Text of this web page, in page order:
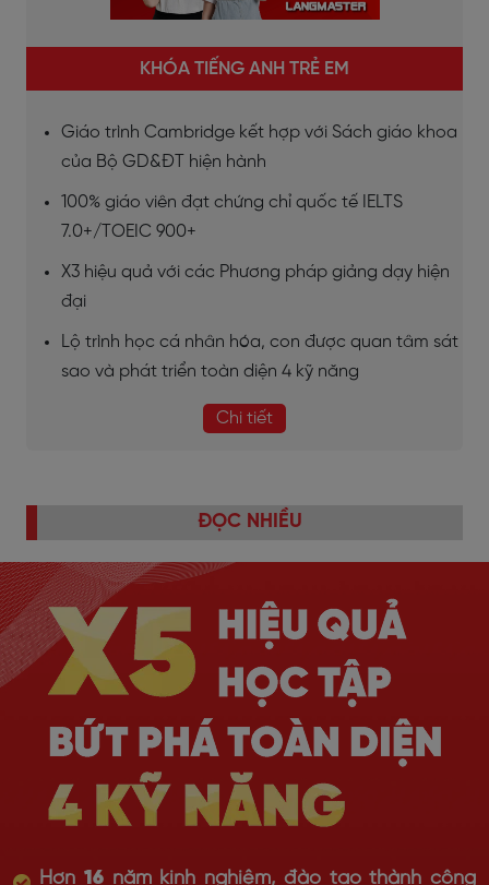
KHÓA TIẾNG ANH TRẺ EM
Giáo trình Cambridge kết hợp với Sách giáo khoa
của Bộ GD&ĐT hiện hành
100% giáo viên đạt chứng chỉ quốc tế IELTS
7.0+/TOEIC 900+
X3 hiệu quả với các Phương pháp giảng dạy hiện
đại
Lộ trình học cá nhân hóa, con được quan tâm sát
sao và phát triển toàn diện 4 kỹ năng
Chi tiết
ĐỌC NHIỀU
Hơn 16năm kinh nghiệm, đào tạo thành công